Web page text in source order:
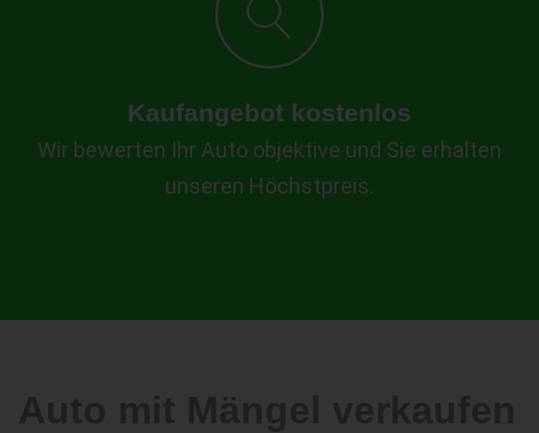
Kaufangebot kostenlos
Wir bewerten Ihr Auto objektive und Sie erhalten
unseren Höchstpreis.